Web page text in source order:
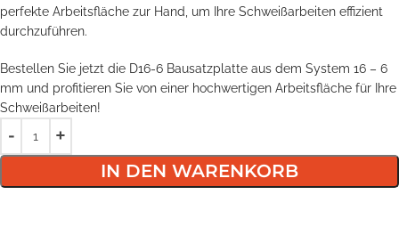
perfekte Arbeitsfläche zur Hand, um Ihre Schweißarbeiten effizient
durchzuführen.
Bestellen Sie jetzt die D16-6 Bausatzplatte aus dem System 16 – 6
mm und profitieren Sie von einer hochwertigen Arbeitsfläche für Ihre
Schweißarbeiten!
IN DEN WARENKORB